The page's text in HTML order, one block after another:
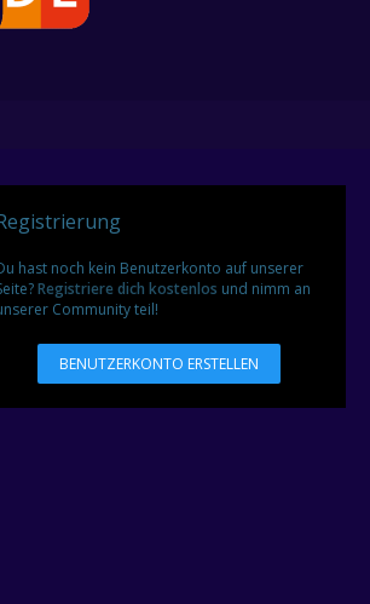
hast noch kein Benutzerkonto auf unserer
Registriere dich kostenlos und nimm an
Community teil!
BENUTZERKONTO ERSTELLEN